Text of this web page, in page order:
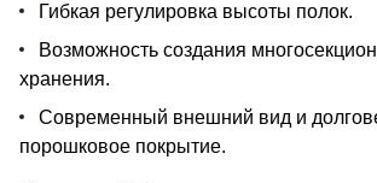
Гибкая регулировка высоты полок.
Возможность создания
хранения.
Современный внешний вид и
порошковое покрытие.